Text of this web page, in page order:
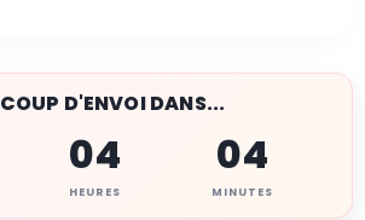
COUP D'ENVOI DANS...
04
HEURES
04
MINUTES